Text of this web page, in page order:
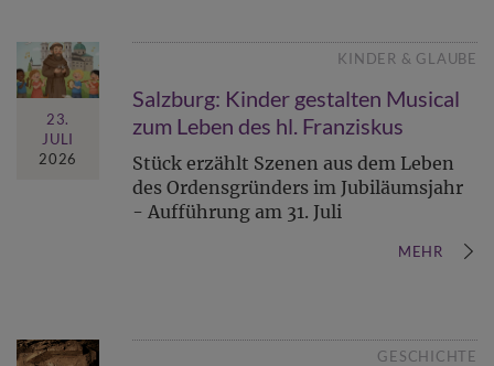
23.
JULI
2026
KINDER & GLAUBE
Salzburg: Kinder gestalten Musical
zum Leben des hl. Franziskus
Stück erzählt Szenen aus dem Leben
des Ordensgründers im Jubiläumsjahr
- Aufführung am 31. Juli
MEHR
GESCHICHTE